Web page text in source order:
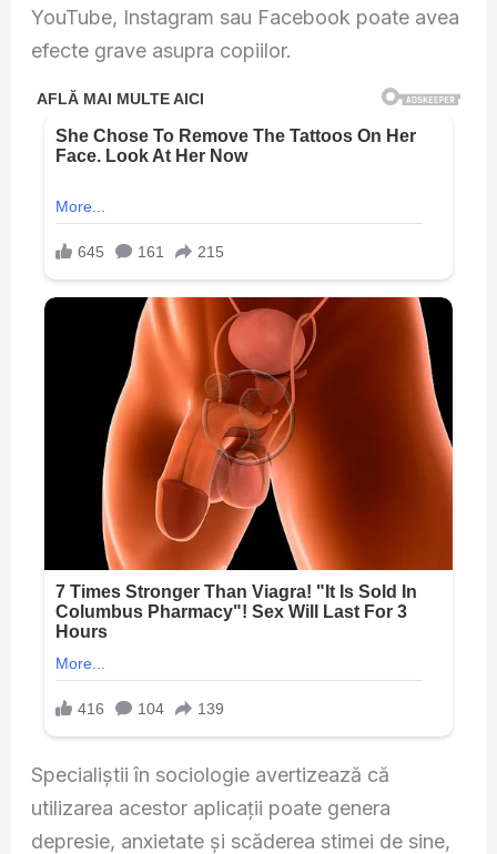
YouTube, Instagram sau Facebook poate avea
efecte grave asupra copiilor.
Specialiștii în sociologie avertizează că
utilizarea acestor aplicații poate genera
depresie, anxietate și scăderea stimei de sine,